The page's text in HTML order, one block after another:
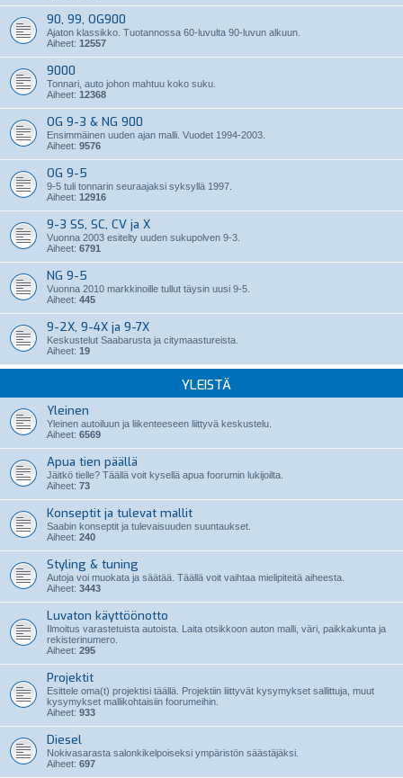
90, 99, OG900
Ajaton klassikko. Tuotannossa 60-luvulta 90-luvun alkuun.
Aiheet: 12557
9000
Tonnari, auto johon mahtuu koko suku.
Aiheet: 12368
OG 9-3 & NG 900
Ensimmäinen uuden ajan malli. Vuodet 1994-2003.
Aiheet: 9576
OG 9-5
9-5 tuli tonnarin seuraajaksi syksyllä 1997.
Aiheet: 12916
9-3 SS, SC, CV ja X
Vuonna 2003 esitelty uuden sukupolven 9-3.
Aiheet: 6791
NG 9-5
Vuonna 2010 markkinoille tullut täysin uusi 9-5.
Aiheet: 445
9-2X, 9-4X ja 9-7X
Keskustelut Saabarusta ja citymaastureista.
Aiheet: 19
YLEISTÄ
Yleinen
Yleinen autoiluun ja liikenteeseen liittyvä keskustelu.
Aiheet: 6569
Apua tien päällä
Jäitkö tielle? Täällä voit kysellä apua foorumin lukijoilta.
Aiheet: 73
Konseptit ja tulevat mallit
Saabin konseptit ja tulevaisuuden suuntaukset.
Aiheet: 240
Styling & tuning
Autoja voi muokata ja säätää. Täällä voit vaihtaa mielipiteitä aiheesta.
Aiheet: 3443
Luvaton käyttöönotto
Ilmoitus varastetuista autoista. Laita otsikkoon auton malli, väri, paikkakunta ja
rekisterinumero.
Aiheet: 295
Projektit
Esittele oma(t) projektisi täällä. Projektiin liittyvät kysymykset sallittuja, muut
kysymykset mallikohtaisiin foorumeihin.
Aiheet: 933
Diesel
Nokivasarasta salonkikelpoiseksi ympäristön säästäjäksi.
Aiheet: 697